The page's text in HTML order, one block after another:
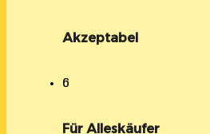
Akzeptabel
6
Für Alleskäufer